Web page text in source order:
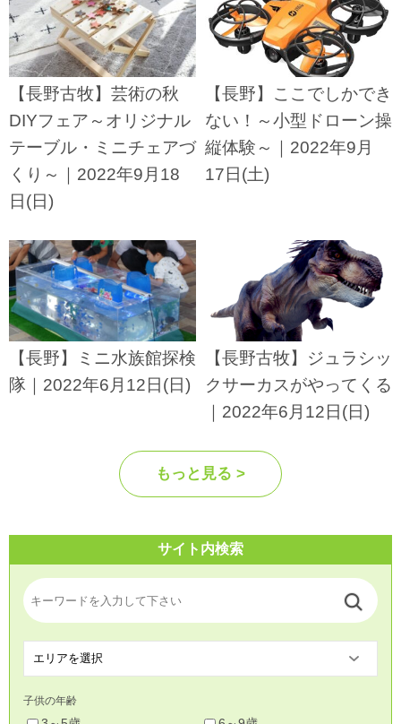
【長野古牧】芸術の秋
DIYフェア～オリジナル
テーブル・ミニチェアづ
くり～｜2022年9月18
日(日)
【長野】ここでしかでき
ない！～小型ドローン操
縦体験～｜2022年9月
17日(土)
【長野】ミニ水族館探検
隊｜2022年6月12日(日)
【長野古牧】ジュラシッ
クサーカスがやってくる
｜2022年6月12日(日)
もっと見る >
サイト内検索
子供の年齢